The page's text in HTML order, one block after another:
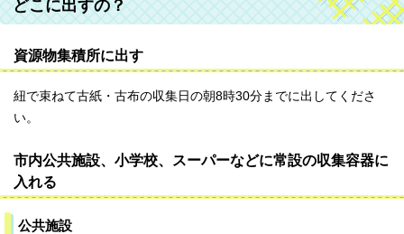
どこに出すの？
資源物集積所に出す
紐で束ねて古紙・古布の収集日の朝8時30分までに出してくださ
い。
市内公共施設、小学校、スーパーなどに常設の収集容器に
入れる
公共施設